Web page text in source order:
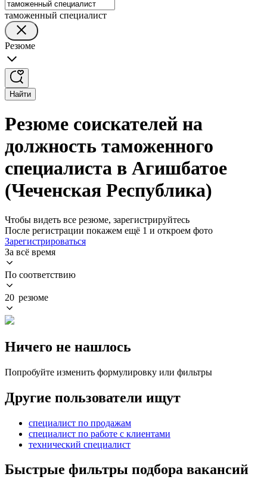
таможенный специалист
Резюме
Найти
Резюме соискателей на
должность таможенного
специалиста в Агишбатое
(Чеченская Республика)
Чтобы видеть все резюме, зарегистрируйтесь
После регистрации покажем ещё 1 и откроем фото
Зарегистрироваться
За всё время
По соответствию
20 резюме
Ничего не нашлось
Попробуйте изменить формулировку или фильтры
Другие пользователи ищут
специалист по продажам
специалист по работе с клиентами
технический специалист
Быстрые фильтры подбора вакансий